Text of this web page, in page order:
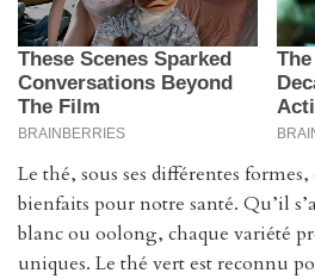
Le thé, sous ses différentes
bienfaits pour notre santé. Qu’il
blanc ou oolong, chaque variété
uniques. Le thé vert est reconnu